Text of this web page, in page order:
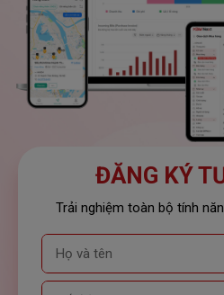
ĐĂNG KÝ
Trải nghiệm toàn bộ tính